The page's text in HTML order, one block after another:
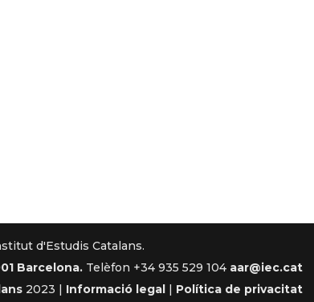
d'Estudis Catalans.
Barcelona. Telèfon +34 935 529 104 aar@iec.cat
2023 | Informació legal | Política de privacitat